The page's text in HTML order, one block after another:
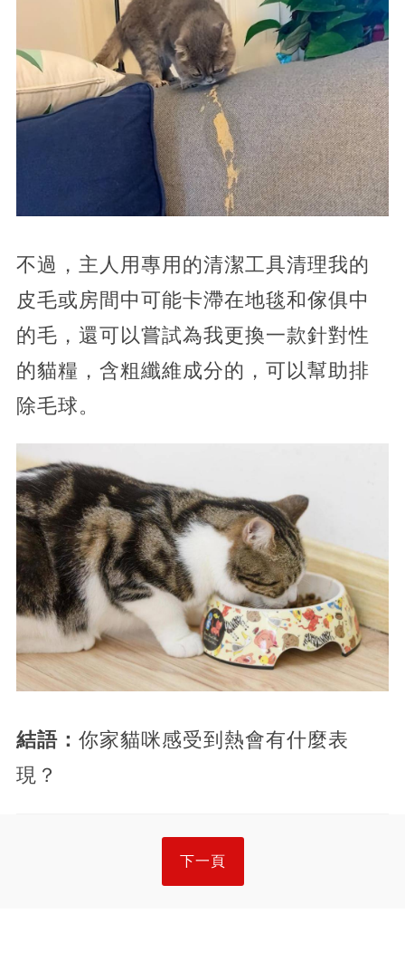
不過，主人用專用的清潔工具清理我的
皮毛或房間中可能卡滯在地毯和傢俱中
的毛，還可以嘗試為我更換一款針對性
的貓糧，含粗纖維成分的，可以幫助排
除毛球。
結語： 你家貓咪感受到熱會有什麼表
現？
下一頁